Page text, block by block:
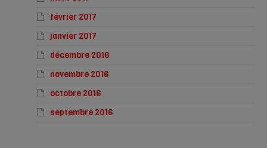
février 2017
janvier 2017
décembre 2016
novembre 2016
octobre 2016
septembre 2016